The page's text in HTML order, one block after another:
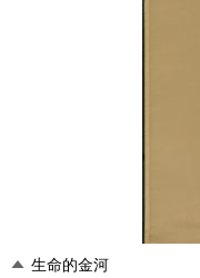
生命的金河